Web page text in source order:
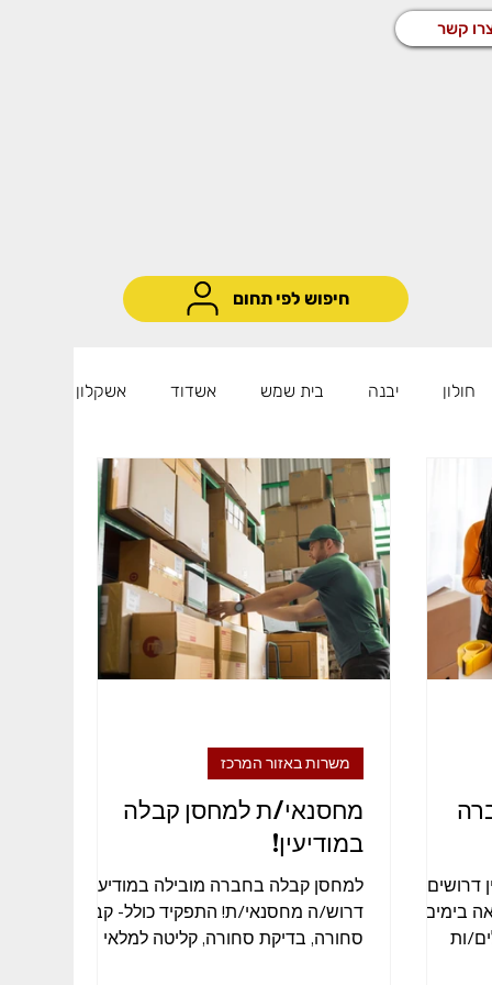
קשר
חיפוש לפי תחום
חולון יבנה בית שמש אשדוד אשקלון
שיווק ומכירות שירות לקוחות
זמניות רמת גן מנהל/ת
דרושים/ות
בימים א’
ות
מחסנאי/ת למחסן קבלה
במודיעין!
למחסן קבלה בחברה מובילה במודיעין
דרוש/ה מחסנאי/ת! התפקיד כולל- קבלת
סחורה, בדיקת סחורה, קליטה למלאי
משרות באזור המרכז